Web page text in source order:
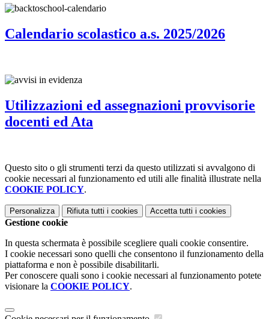
Calendario scolastico a.s. 2025/2026
Utilizzazioni ed assegnazioni provvisorie
docenti ed Ata
Questo sito o gli strumenti terzi da questo utilizzati si avvalgono di
cookie necessari al funzionamento ed utili alle finalità illustrate nella
COOKIE POLICY.
Personalizza Rifiuta tutti i cookies Accetta tutti i cookies
Gestione cookie
In questa schermata è possibile scegliere quali cookie consentire.
I cookie necessari sono quelli che consentono il funzionamento della
piattaforma e non è possibile disabilitarli.
Per conoscere quali sono i cookie necessari al funzionamento potete
visionare la COOKIE POLICY.